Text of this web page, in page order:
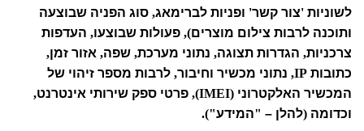
לשוניות 'צור קשר' ופניות לברימאג, סוג הפניה שבוצעה
ותוכנה לרבות צילום מוצרים), פעולות שבוצעו, העדפות
צרכניות, הגדרות תצוגה, נתוני מערכת, שפה, אזור זמן,
כתובות IP, נתוני מכשיר וחיבור, לרבות מספר זיהוי של
המכשיר האלקטרוני (IMEI), פרטי ספק שירותי אינטרנט,
וכדומה (להלן – "המידע").